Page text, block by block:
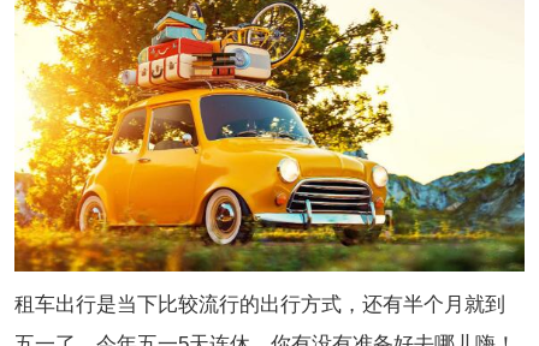
租车出行是当下比较流行的出行方式，还有半个月就到